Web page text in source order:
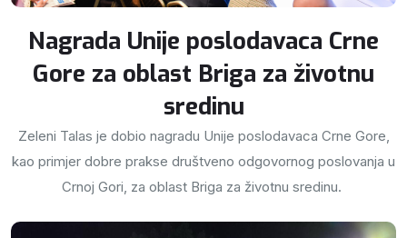
Nagrada Unije poslodavaca Crne
Gore za oblast Briga za životnu
sredinu
Zeleni Talas je dobio nagradu Unije poslodavaca Crne Gore,
kao primjer dobre prakse društveno odgovornog poslovanja u
Crnoj Gori, za oblast Briga za životnu sredinu.